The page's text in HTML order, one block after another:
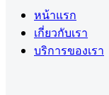
หน้าแรก
เกี่ยวกับเรา
บริการของเรา